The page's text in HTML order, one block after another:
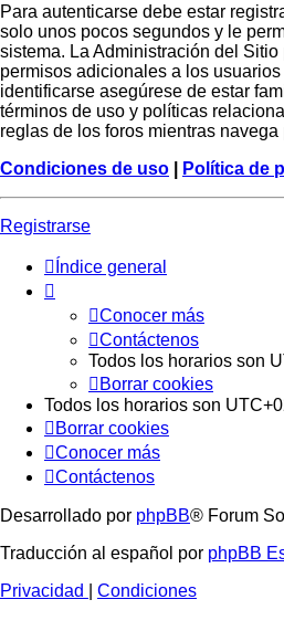
Para autenticarse debe estar
solo unos pocos segundos y le
sistema. La Administración del
permisos adicionales a los
identificarse asegúrese de estar
términos de uso y políticas
reglas de los foros mientras navega
Condiciones de uso
Política de
Registrarse
Índice general
Conocer más
Contáctenos
Todos los horarios son
Borrar cookies
Todos los horarios son
Borrar cookies
Conocer más
Contáctenos
Desarrollado por phpBB® Forum
Traducción al español por phpBB
Privacidad
Condiciones